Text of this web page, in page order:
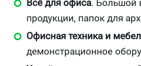
Всё для офиса. Большой
продукции, папок для
Офисная техника и
демонстрационное